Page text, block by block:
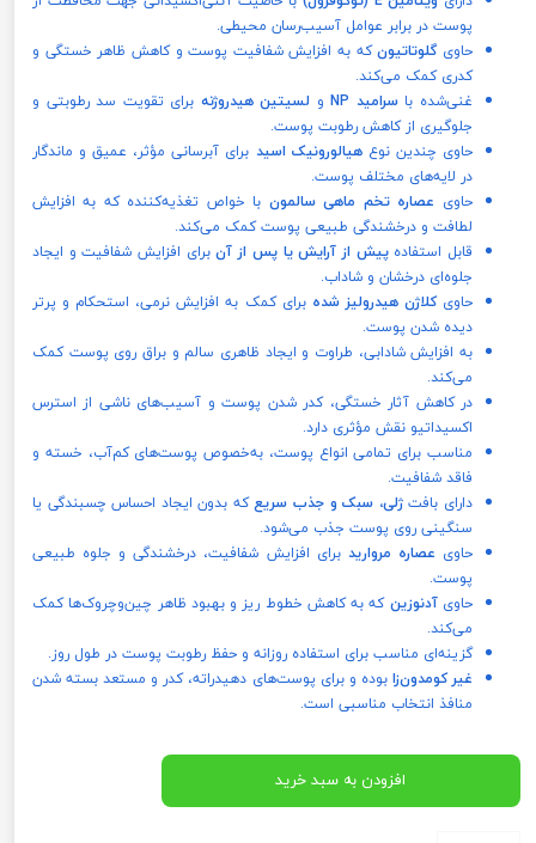
پوست در برابر عوامل آسیب‌رسان محیطی.
حاویگلوتاتیونکه به افزایش شفافیت پوست و کاهش ظاهر خستگی و
کدری کمک می‌کند.
غنی‌شده باسرامید NP و لسیتین هیدروژنه برای تقویت سد رطوبتی و
جلوگیری از کاهش رطوبت پوست.
حاوی چندین نوعهیالورونیک اسید برای آبرسانی مؤثر، عمیق و ماندگار
در لایه‌های مختلف پوست.
حاوی عصاره تخم ماهی سالمون با خواص تغذیه‌کننده که به افزایش
لطافت و درخشندگی طبیعی پوست کمک می‌کند.
قابل استفادهپیش از آرایش یا پس از آنبرای افزایش شفافیت و ایجاد
جلوه‌ای درخشان و شاداب.
حاویکلاژن هیدرولیز شده برای کمک به افزایش نرمی، استحکام و پرتر
دیده شدن پوست.
به افزایش شادابی، طراوت و ایجاد ظاهری سالم و براق روی پوست کمک
می‌کند.
در کاهش آثار خستگی، کدر شدن پوست و آسیب‌های ناشی از استرس
اکسیداتیو نقش مؤثری دارد.
مناسب برای تمامی انواع پوست، به‌خصوص پوست‌های کم‌آب، خسته و
فاقد شفافیت.
دارای بافتژلی، سبک و جذب سریعکه بدون ایجاد احساس چسبندگی یا
سنگینی روی پوست جذب می‌شود.
حاوی عصاره مروارید برای افزایش شفافیت، درخشندگی و جلوه طبیعی
پوست.
حاویآدنوزینکه به کاهش خطوط ریز و بهبود ظاهر چین‌وچروک‌ها کمک
می‌کند.
گزینه‌ای مناسب برای استفاده روزانه و حفظ رطوبت پوست در طول روز.
غیر کومدون‌زابوده و برای پوست‌های دهیدراته، کدر و مستعد بسته شدن
منافذ انتخاب مناسبی است.
افزودن به سبد خرید